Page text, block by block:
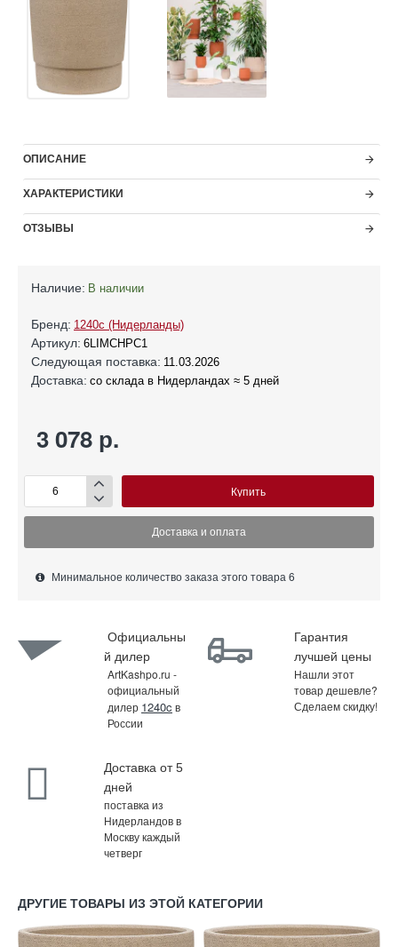
ОПИСАНИЕ
ХАРАКТЕРИСТИКИ
ОТЗЫВЫ
Наличие: В наличии
Бренд: 1240c (Нидерланды)
Артикул: 6LIMCHPC1
Следующая поставка: 11.03.2026
Доставка: со склада в Нидерландах ≈ 5 дней
3 078 р.
Купить
Доставка и оплата
Минимальное количество заказа этого товара 6
Официальны
й дилер
ArtKashpo.ru -
официальный
дилер 1240c в
России
Гарантия
лучшей цены
Нашли этот
товар дешевле?
Сделаем скидку!
Доставка от 5
дней
поставка из
Нидерландов в
Москву каждый
четверг
ДРУГИЕ ТОВАРЫ ИЗ ЭТОЙ КАТЕГОРИИ